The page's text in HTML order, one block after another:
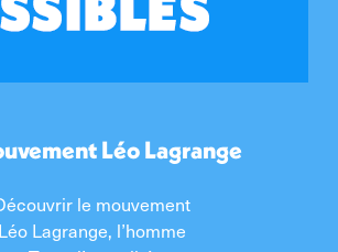
Léo Lagrange
le mouvement
Léo Lagrange, l’homme